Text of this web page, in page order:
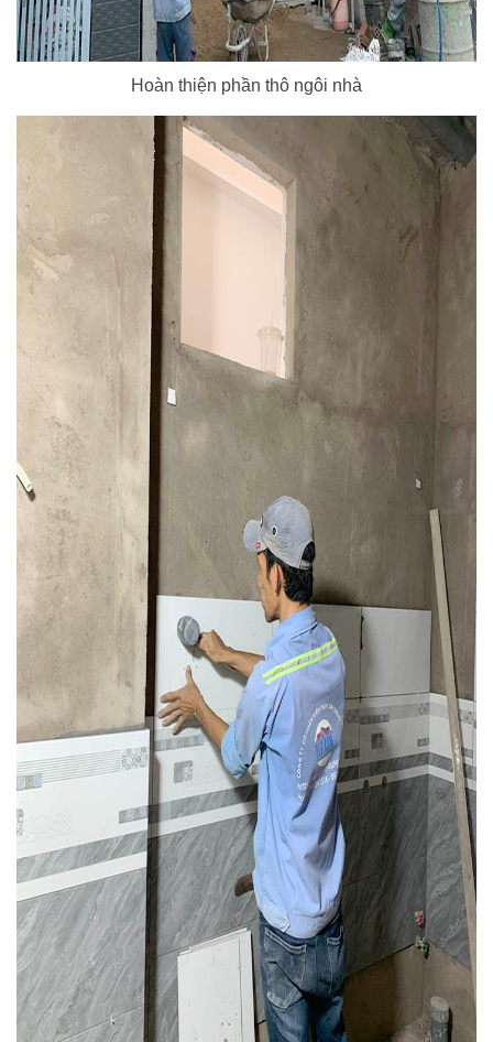
Hoàn thiện phần thô ngôi nhà